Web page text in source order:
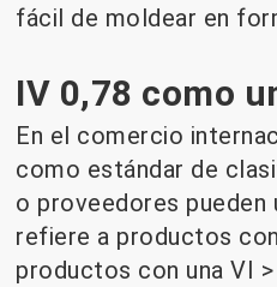
fácil de moldear en
IV 0,78 como
En el comercio
como estándar de
o proveedores pueden
refiere a productos
productos con una VI